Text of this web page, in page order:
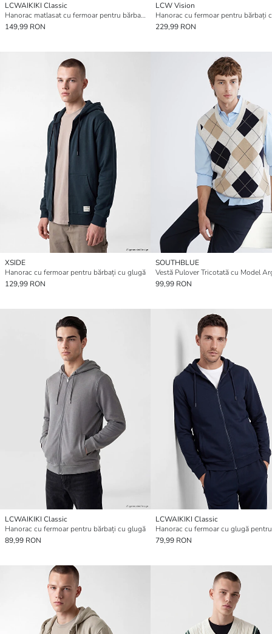
LCWAIKIKI Classic
Hanorac matlasat cu fermoar pentru bărbați cu guler înalt
149,99 RON
LCW Vision
229,99 RON
XSIDE
Hanorac cu fermoar pentru bărbați cu glugă
129,99 RON
SOUTHBLUE
99,99 RON
LCWAIKIKI Classic
Hanorac cu fermoar pentru bărbați cu glugă
89,99 RON
LCWAIKIKI Classic
Hanorac cu fermoar cu glugă
79,99 RON